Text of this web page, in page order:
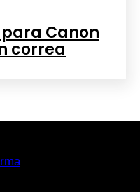
Canon
correa